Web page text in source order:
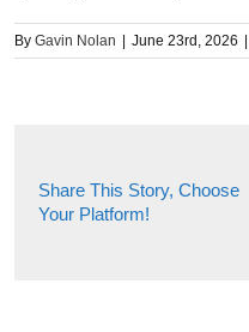
By Gavin Nolan June 23rd, 2026
Share This Story, Choose
Your Platform!